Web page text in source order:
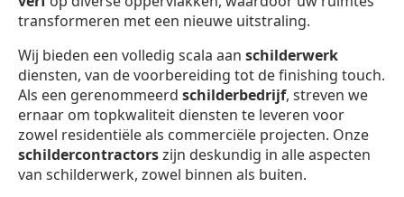
transformeren met een nieuwe uitstraling.
Wij bieden een volledig scala aan schilderwerk
diensten, van de voorbereiding tot de finishing touch.
Als een gerenommeerd schilderbedrijf, streven we
ernaar om topkwaliteit diensten te leveren voor
zowel residentiële als commerciële projecten. Onze
schildercontractorszijn deskundig in alle aspecten
van schilderwerk, zowel binnen als buiten.